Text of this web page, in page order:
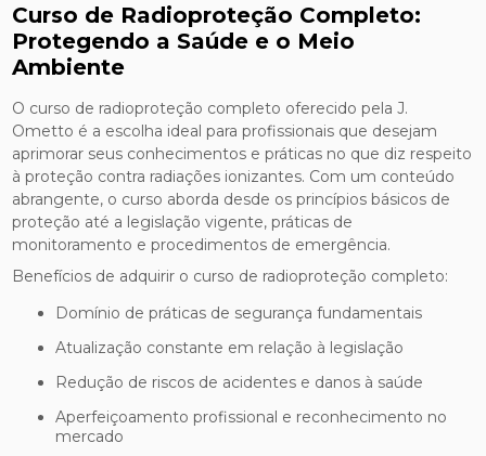
Curso de Radioproteção Completo:
Protegendo a Saúde e o Meio
Ambiente
O curso de radioproteção completo oferecido pela J.
Ometto é a escolha ideal para profissionais que desejam
aprimorar seus conhecimentos e práticas no que diz respeito
à proteção contra radiações ionizantes. Com um conteúdo
abrangente, o curso aborda desde os princípios básicos de
proteção até a legislação vigente, práticas de
monitoramento e procedimentos de emergência.
Benefícios de adquirir o curso de radioproteção completo:
Domínio de práticas de segurança fundamentais
Atualização constante em relação à legislação
Redução de riscos de acidentes e danos à saúde
Aperfeiçoamento profissional e reconhecimento no
mercado